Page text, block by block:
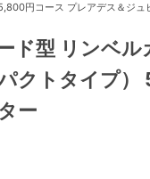
円コース プレアデス＆ジュ
ド型 リンベ
クトタイプ）
ー